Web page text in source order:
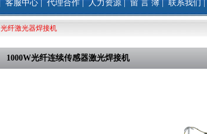
客服中心| 代理合作| 人力资源| 留 言 簿| 联系我们
光纤激光器焊接机
1000W光纤连续传感器激光焊接机